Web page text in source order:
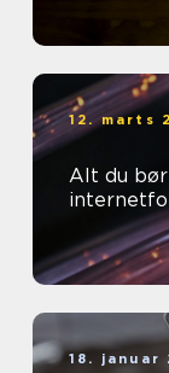
12. marts
Alt du
18. januar